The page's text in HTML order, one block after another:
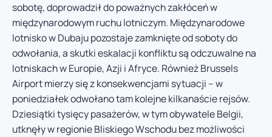
sobotę, doprowadził do poważnych zakłóceń w
międzynarodowym ruchu lotniczym. Międzynarodowe
lotnisko w Dubaju pozostaje zamknięte od soboty do
odwołania, a skutki eskalacji konfliktu są odczuwalne na
lotniskach w Europie, Azji i Afryce. Również Brussels
Airport mierzy się z konsekwencjami sytuacji – w
poniedziałek odwołano tam kolejne kilkanaście rejsów.
Dziesiątki tysięcy pasażerów, w tym obywatele Belgii,
utknęły w regionie Bliskiego Wschodu bez możliwości